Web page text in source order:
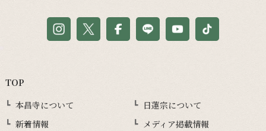
TOP
本昌寺について
日蓮宗について
新着情報
メディア掲載情報